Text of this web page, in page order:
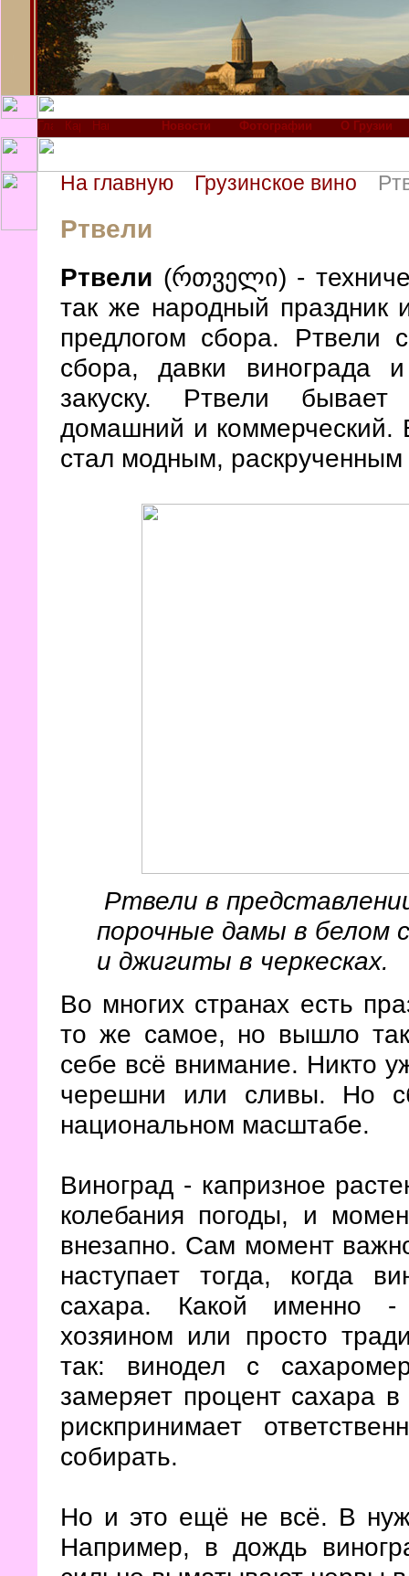
Новости Фотографии О Грузии
На главную Грузинское вино
Ртвели
Ртвели (რთველი) -
так же народный праздник
предлогом сбора. Ртвели
сбора, давки винограда
закуску. Ртвели
домашний и коммерческий.
стал модным,
Ртвели в
порочные дамы в белом
и джигиты в черкесках.
Во многих странах есть
то же самое, но вышло
себе всё внимание. Никто
черешни или сливы. Но
национальном масштабе.
Виноград - капризное
колебания погоды, и
внезапно. Сам момент
наступает тогда, когда
сахара. Какой именно -
хозяином или просто
так: винодел с
замеряет процент сахара
рискпринимает
собирать.
Но и это ещё не всё. В
Например, в дождь